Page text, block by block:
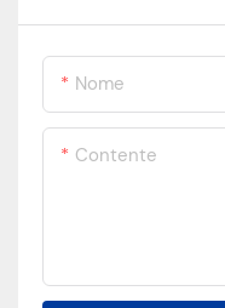
Nome
Contente